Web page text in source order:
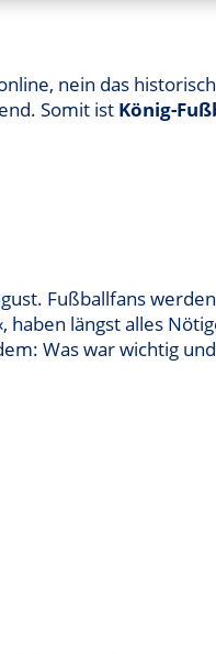
nein das
Somit ist König-
Fußballfans
haben längst alles
Was war wichtig